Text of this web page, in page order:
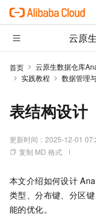
云原
首页 云原生数据仓库
实践教程
数据管理
表结构设计
更新时间： 2025-12-01
复制 MD 格式
本文介绍如何设计
类型、分布键、分区
能的优化。